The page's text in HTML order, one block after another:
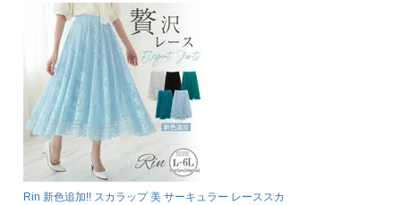
Rin 新色追加!! スカラップ 美 サーキュラー レーススカ